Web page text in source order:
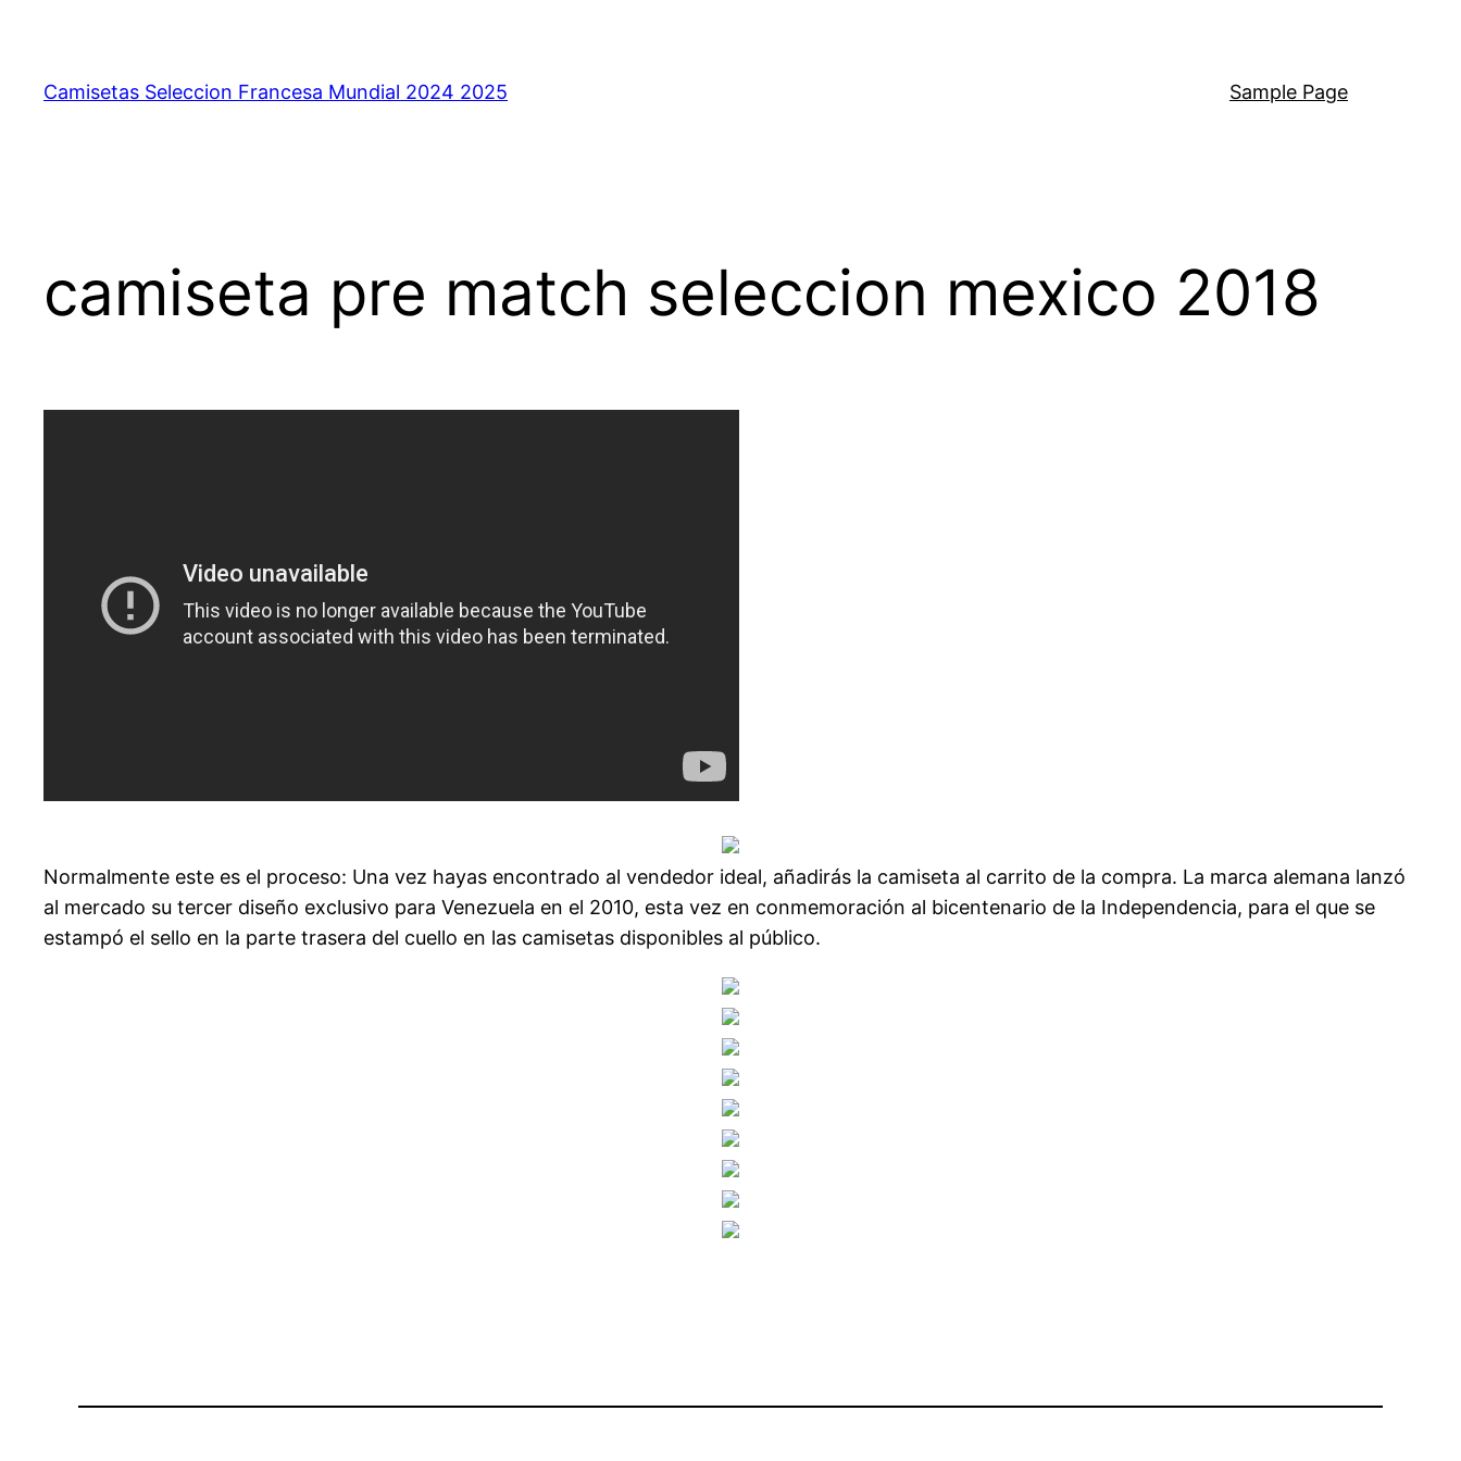
contenido
Camisetas Seleccion Francesa Mundial 2024 2025 Sample Page
camiseta pre match seleccion mexico 2018
Normalmente este es el proceso: Una vez hayas encontrado al vendedor ideal, añadirás la camiseta al carrito de la compra. La marca alemana lanzó
al mercado su tercer diseño exclusivo para Venezuela en el 2010, esta vez en conmemoración al bicentenario de la Independencia, para el que se
estampó el sello en la parte trasera del cuello en las camisetas disponibles al público.